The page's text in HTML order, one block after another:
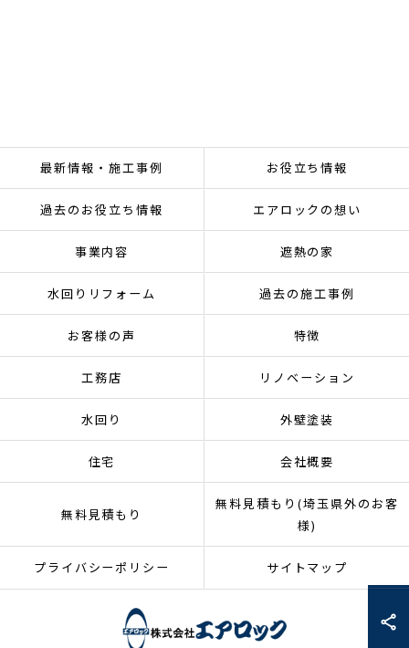
最新情報・施工事例 お役立ち情報
過去のお役立ち情報 エアロックの想い
事業内容 遮熱の家
水回りリフォーム 過去の施工事例
お客様の声 特徴
工務店 リノベーション
水回り 外壁塗装
住宅 会社概要
無料見積もり
無料見積もり(埼玉県外のお客
様)
プライバシーポリシー サイトマップ